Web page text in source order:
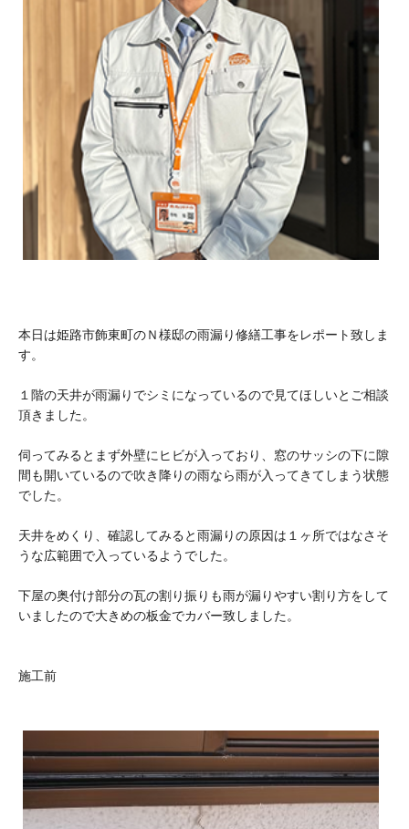
本日は姫路市飾東町のＮ様邸の雨漏り修繕工事をレポート致しま
す。
１階の天井が雨漏りでシミになっているので見てほしいとご相談
頂きました。
伺ってみるとまず外壁にヒビが入っており、窓のサッシの下に隙
間も開いているので吹き降りの雨なら雨が入ってきてしまう状態
でした。
天井をめくり、確認してみると雨漏りの原因は１ヶ所ではなさそ
うな広範囲で入っているようでした。
下屋の奥付け部分の瓦の割り振りも雨が漏りやすい割り方をして
いましたので大きめの板金でカバー致しました。
施工前